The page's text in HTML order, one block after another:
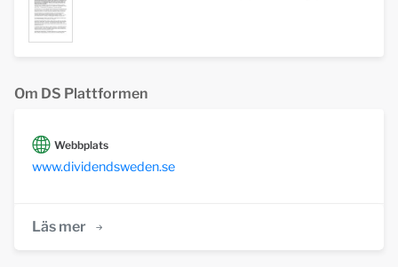
Om DS Plattformen
Webbplats
www.dividendsweden.se
Läs mer